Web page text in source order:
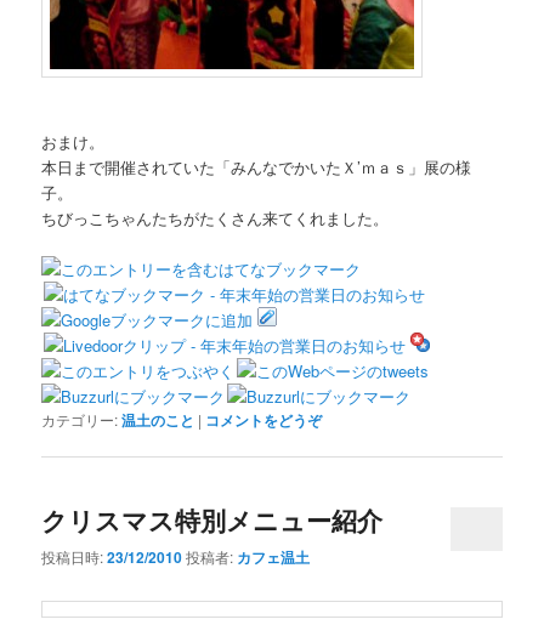
おまけ。
本日まで開催されていた「みんなでかいたＸ’ｍａｓ」展の様
子。
ちびっこちゃんたちがたくさん来てくれました。
カテゴリー:温土のこと | コメントをどうぞ
クリスマス特別メニュー紹介
投稿日時:23/12/2010投稿者: カフェ温土